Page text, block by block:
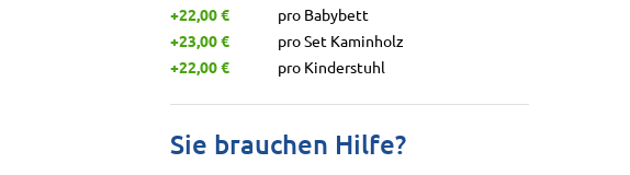
+22,00 €
pro Babybett
+23,00 €
pro Set Kaminholz
+22,00 €
pro Kinderstuhl
Sie brauchen Hilfe?